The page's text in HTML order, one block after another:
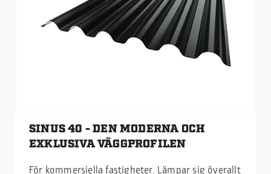
SINUS 40 - DEN MODERNA OCH
EXKLUSIVA VÄGGPROFILEN
För kommersiella fastigheter. Lämpar sig överallt